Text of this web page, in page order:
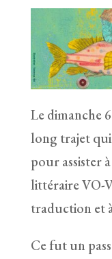
Le dimanche
long trajet qui
pour assister
littéraire VO-
traduction et
Ce fut un